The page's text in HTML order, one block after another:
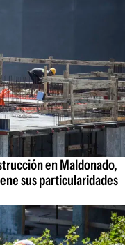
en Maldonado,
sus particularidades